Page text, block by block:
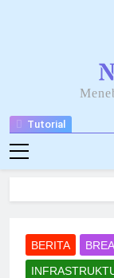
Tutorial
BERITA